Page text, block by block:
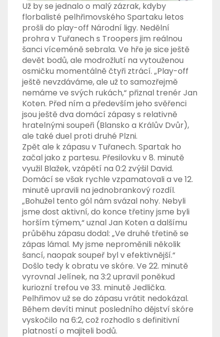
Už by se jednalo o malý zázrak, kdyby
florbalisté pelhřimovského Spartaku letos
prošli do play-off Národní ligy. Nedělní
prohra v Tuřanech s Troopers jim reálnou
šanci víceméně sebrala. Ve hře je sice ještě
devět bodů, ale modrožlutí na vytouženou
osmičku momentálně čtyři ztrácí. „Play-off
ještě nevzdáváme, ale už to samozřejmě
nemáme ve svých rukách,“ přiznal trenér Jan
Koten. Před ním a především jeho svěřenci
jsou ještě dva domácí zápasy s relativně
hratelnými soupeři (Blansko a Králův Dvůr),
ale také duel proti druhé Plzni.
Zpět ale k zápasu v Tuřanech. Spartak ho
začal jako z partesu. Přesilovku v 8. minutě
využil Blažek, vzápětí na 0:2 zvýšil David.
Domácí se však rychle vzpamatovali a ve 12.
minutě upravili na jednobrankový rozdíl.
„Bohužel tento gól nám svázal nohy. Nebyli
jsme dost aktivní, do konce třetiny jsme byli
horším týmem,“ uznal Jan Koten a dalšímu
průběhu zápasu dodal: „Ve druhé třetině se
zápas lámal. My jsme neproměnili několik
šancí, naopak soupeř byl v efektivnější.“
Došlo tedy k obratu ve skóre. Ve 22. minutě
vyrovnal Jelínek, na 3:2 upravil poněkud
kuriozní trefou ve 33. minutě Jedlička.
Pelhřimov už se do zápasu vrátit nedokázal.
Během devíti minut posledního dějství skóre
vyskočilo na 6:2, což rozhodlo s definitivní
platností o majiteli bodů.